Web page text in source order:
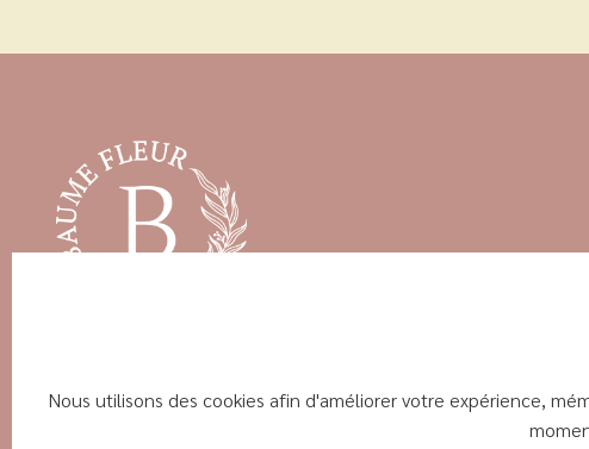
Nous utilisons des cookies afin d'améliorer votre expérience,